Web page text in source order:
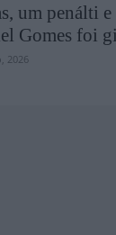
um penálti
Gomes foi
2026